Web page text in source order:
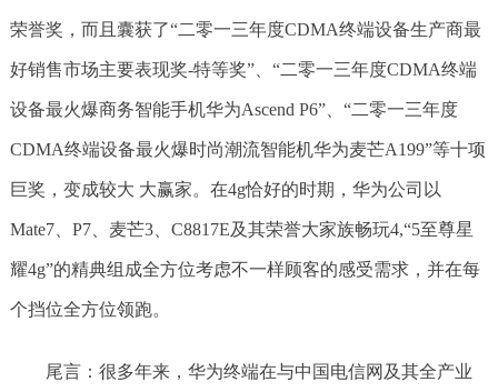
荣誉奖，而且囊获了“二零一三年度CDMA终端设备生产商最
好销售市场主要表现奖-特等奖”、“二零一三年度CDMA终端
设备最火爆商务智能手机华为Ascend P6”、“二零一三年度
CDMA终端设备最火爆时尚潮流智能机华为麦芒A199”等十项
巨奖，变成较大 大赢家。在4g恰好的时期，华为公司以
Mate7、P7、麦芒3、C8817E及其荣誉大家族畅玩4,“5至尊星
耀4g”的精典组成全方位考虑不一样顾客的感受需求，并在每
个挡位全方位领跑。
尾言：很多年来，华为终端在与中国电信网及其全产业